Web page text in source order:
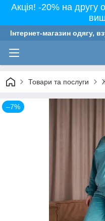
Акція! -20% на другу
Інтернет-магазин одягу,
Товари та послуги
–7%